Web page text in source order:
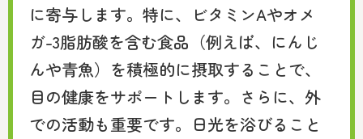
に寄与します。特に、ビタミンAやオメ
ガ-3脂肪酸を含む食品（例えば、にんじ
んや青魚）を積極的に摂取することで、
目の健康をサポートします。さらに、外
での活動も重要です。日光を浴びること